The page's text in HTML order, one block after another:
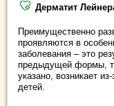
Дерматит
Преимущественно
проявляются в
заболевания – это
предыдущей формы,
указано, возникает
детей.